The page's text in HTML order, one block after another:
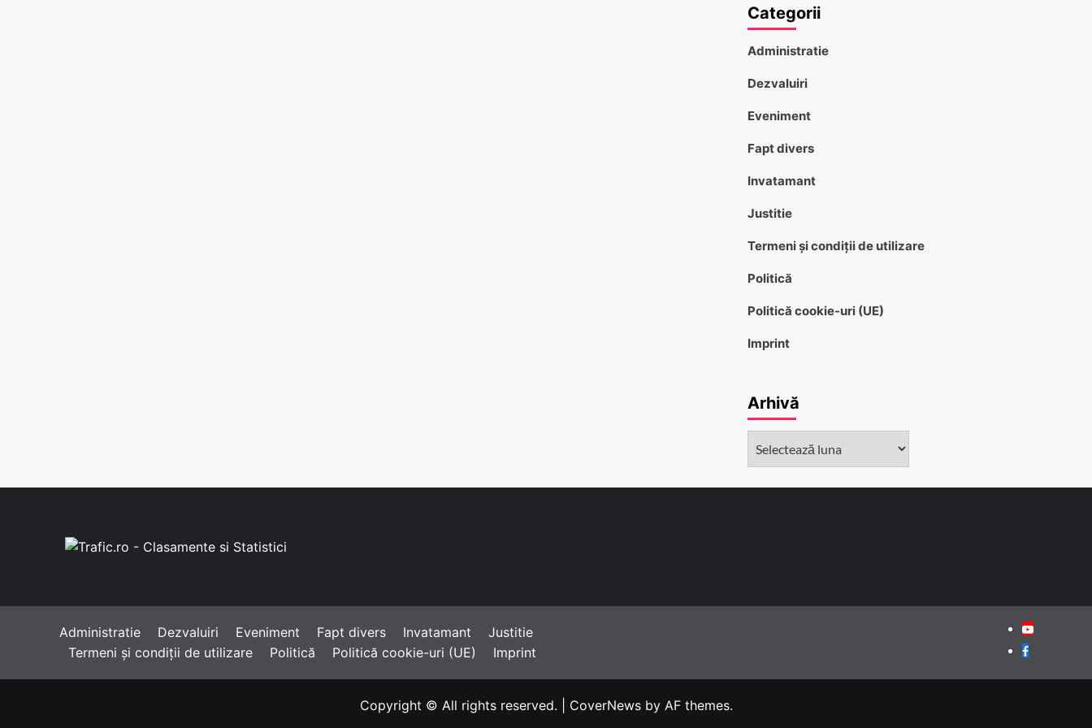
Categorii
Administratie
Dezvaluiri
Eveniment
Fapt divers
Invatamant
Justitie
Termeni și condiții de utilizare
Politică
Politică cookie-uri (UE)
Imprint
Arhivă
Administratie Dezvaluiri Eveniment Fapt divers Invatamant
Justitie
Termeni și condiții de utilizare
Politică Politică cookie-uri (UE) Imprint
Youtube
Facebook
Copyright © All rights reserved. CoverNewsby AF themes.